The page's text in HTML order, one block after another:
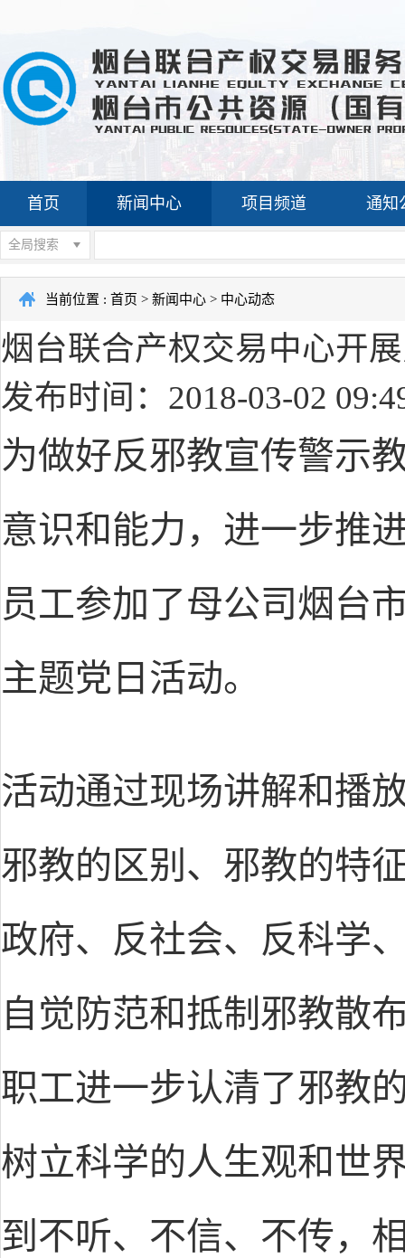
首页 新闻中心 项目频道 通知
全局搜索
当前位置 : 首页 > 新闻中心 > 中心动态
烟台联合产权交易中心开
发布时间：2018-03-02
为做好反邪教宣传警示
意识和能力，进一步推
员工参加了母公司烟台
主题党日活动。
活动通过现场讲解和播
邪教的区别、邪教的特
政府、反社会、反科学
自觉防范和抵制邪教散
职工进一步认清了邪教
树立科学的人生观和世
到不听、不信、不传，